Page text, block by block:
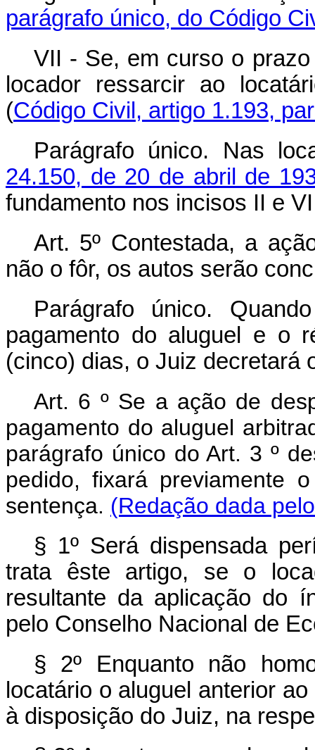
parágrafo único, do Código
VII - Se, em curso o
locador ressarcir ao
(Código Civil, artigo 1.193,
Parágrafo único. Nas
24.150, de 20 de abril de
fundamento nos incisos II e
Art. 5º Contestada, a
não o fôr, os autos serão
Parágrafo único.
pagamento do aluguel e o
(cinco) dias, o Juiz decretará
Art. 6 º Se a ação de
pagamento do aluguel
parágrafo único do Art. 3 º
pedido, fixará previamente
sentença. (Redação dada
§ 1º Será dispensada
trata êste artigo, se o
resultante da aplicação do
pelo Conselho Nacional de
§ 2º Enquanto não
locatário o aluguel anterior
à disposição do Juiz, na